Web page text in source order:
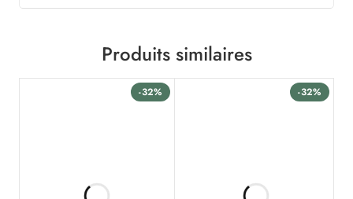
Produits similaires
-32% -32%